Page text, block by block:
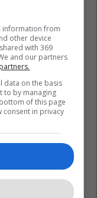
information from
other device
with 369
and our partners
data on the basis
to by managing
of this page
consent in privacy